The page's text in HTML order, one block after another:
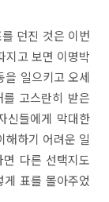
던진 것은 이번
지고 보면 이명박
을 일으키고 오세
고스란히 받은
신들에게 막대한
해하기 어려운 일
다른 선택지도
표를 몰아주었